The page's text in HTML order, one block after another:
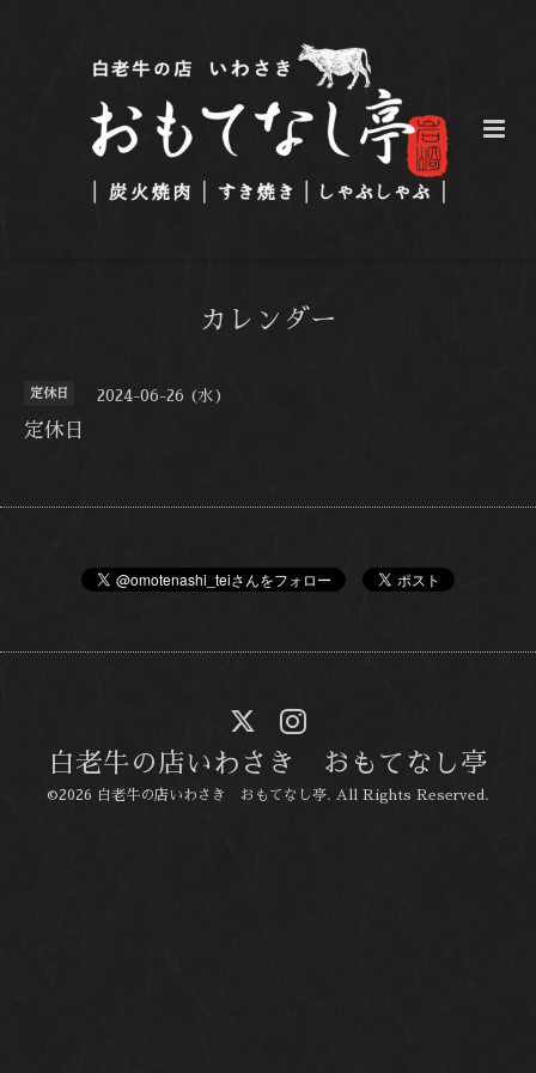
カレンダー
定休日 2024-06-26 (水)
定休日
白老牛の店いわさき おもてなし亭
©2026 白老牛の店いわさき おもてなし亭. All Rights Reserved.